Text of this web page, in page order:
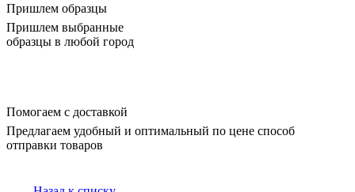
Пришлем образцы
Пришлем выбранные
образцы в любой город
Помогаем с доставкой
Предлагаем удобный и оптимальный по цене способ
отправки товаров